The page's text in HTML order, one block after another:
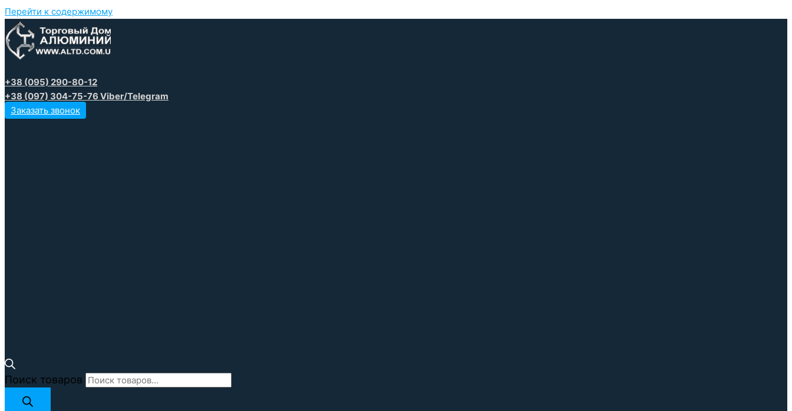
Перейти к содержимому
+38 (095) 290-80-12
+38 (097) 304-75-76 Viber/Telegram
Заказать звонок
Поиск товаров